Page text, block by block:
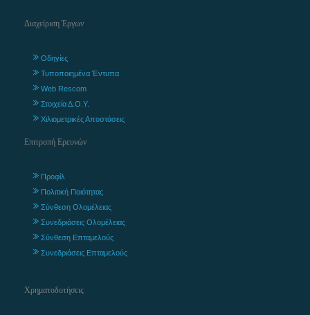
Διαχείριση Έργων
Οδηγίες
Τυποποιημένα Έντυπα
Web Rescom
Στοιχεία Δ.Ο.Υ.
Χιλιομετρικές Αποστάσεις
Επιτροπή Ερευνών
Προφίλ
Πολιτική Ποιότητας
Σύνθεση Ολομέλειας
Συνεδριάσεις Ολομέλειας
Σύνθεση Επταμελούς
Συνεδριάσεις Επταμελούς
Χρηματοδοτήσεις